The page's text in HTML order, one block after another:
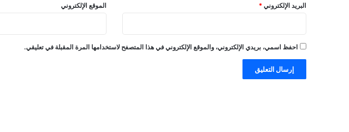
البريد الإلكتروني* الموقع الإلكتروني
احفظ اسمي، بريدي الإلكتروني، والموقع الإلكتروني في هذا المتصفح لاستخدامها المرة المقبلة في تعليقي.